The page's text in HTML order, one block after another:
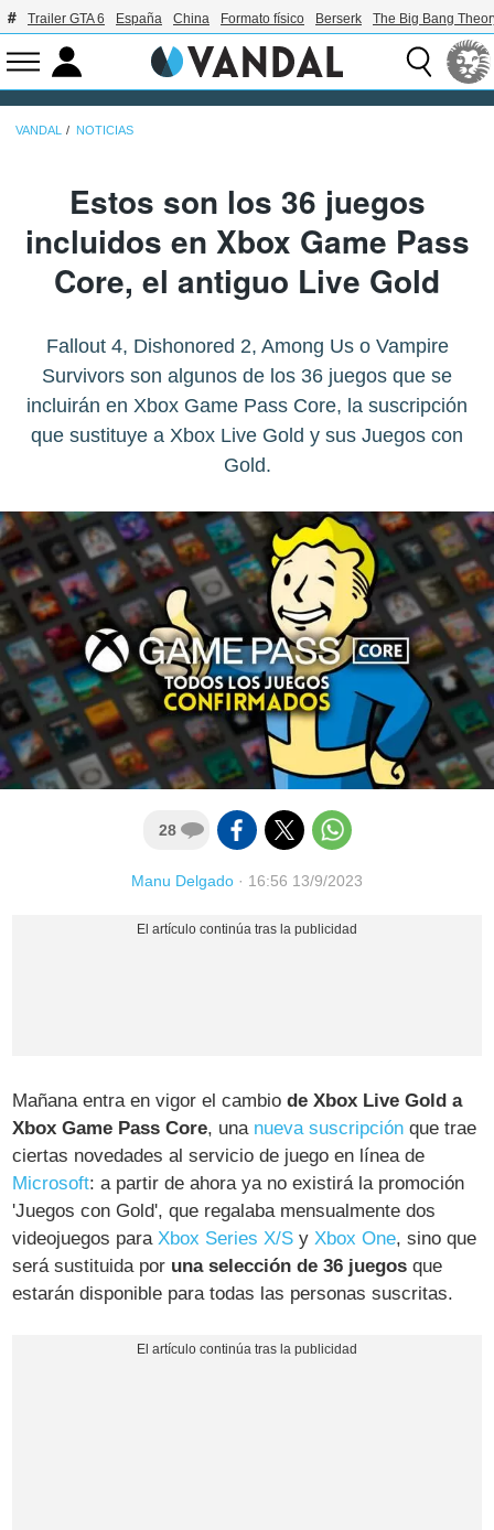
Trailer GTA 6 España China Formato físico Berserk The Big Bang
VANDAL NOTICIAS
Estos son los 36 juegos
incluidos en Xbox Game Pass
Core, el antiguo Live Gold
Fallout 4, Dishonored 2, Among Us o Vampire
Survivors son algunos de los 36 juegos que se
incluirán en Xbox Game Pass Core, la suscripción
que sustituye a Xbox Live Gold y sus Juegos con
Gold.
28
Manu Delgado · 16:56 13/9/2023
Mañana entra en vigor el cambiode Xbox Live Gold a
Xbox Game Pass Core, una nueva suscripción que trae
ciertas novedades al servicio de juego en línea de
Microsoft: a partir de ahora ya no existirá la promoción
'Juegos con Gold', que regalaba mensualmente dos
videojuegos paraXbox Series X/S yXbox One, sino que
será sustituida por una selección de 36 juegos que
estarán disponible para todas las personas suscritas.